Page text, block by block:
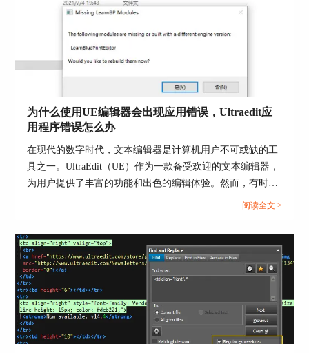
二、UltraEdit设置背景颜色
另一个重要的个性化配置是设置UltraEdit的背景颜
色。通过调整背景颜色，用户可以根据个人喜好或
工作环境来优化编辑器的可读性和舒适性。以下是
设置UltraEdit背景颜色的方法：
1、打开UltraEdit：首先，打开UltraEdit软件，并进
入主界面。
2、进入设置选项：在菜单栏上选
3、打开颜色设置：在配置对话框中，选择“Editor
Display”（编辑器显示）选项。然后，在右侧
的“Color Schemes”（颜色方案）选项卡下找
到“Background Color”（背景颜色）。
为什么使用UE编辑器会出现应用错误，Ultraedit应
用程序错误怎么办
在现代的数字时代，文本编辑器是计算机用户不可或缺的工
具之一。UltraEdit（UE）作为一款备受欢迎的文本编辑器，
为用户提供了丰富的功能和出色的编辑体验。然而，有时用
户可能会遇到应用程序错误的问题，这不仅影响了工作效
会出现应用错误，Ultraedit应用程序错误怎么办。同时，我
们还将分享一些防止UE编辑器报错的实用技巧，以确保你的
编辑体验始终顺畅无阻。...
阅读全文 >